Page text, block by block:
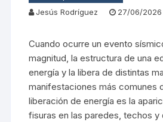
Jesús Rodríguez
27/06/2026
Cuando ocurre un evento
magnitud, la estructura de una
energía y la libera de distintas
manifestaciones más comunes
liberación de energía es la
fisuras en las paredes, techos y